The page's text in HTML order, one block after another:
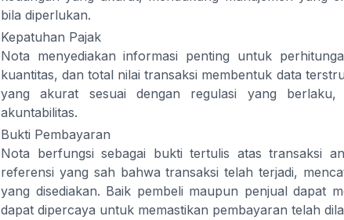
bila diperlukan.
Kepatuhan Pajak
Nota menyediakan informasi penting untuk
kuantitas, dan total nilai transaksi membentuk data
yang akurat sesuai dengan regulasi yang berlaku,
akuntabilitas.
Bukti Pembayaran
Nota berfungsi sebagai bukti tertulis atas transaksi
referensi yang sah bahwa transaksi telah terjadi,
yang disediakan. Baik pembeli maupun penjual dapat
dapat dipercaya untuk memastikan pembayaran telah